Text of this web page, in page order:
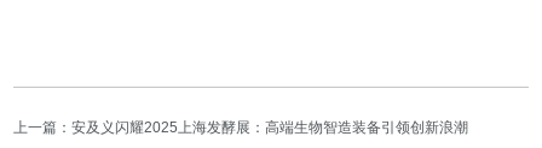
上一篇：安及义闪耀2025上海发酵展：高端生物智造装备引领创新浪潮